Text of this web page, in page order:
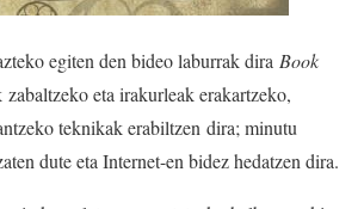
egiten den bideo laburrak dira Book
eta irakurleak erakartzeko,
teknikak erabiltzen dira; minutu
dute eta Internet-en bidez hedatzen dira.